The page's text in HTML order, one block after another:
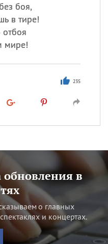
боя,
в тире!
мире!
235
в
о главных
и концертах.